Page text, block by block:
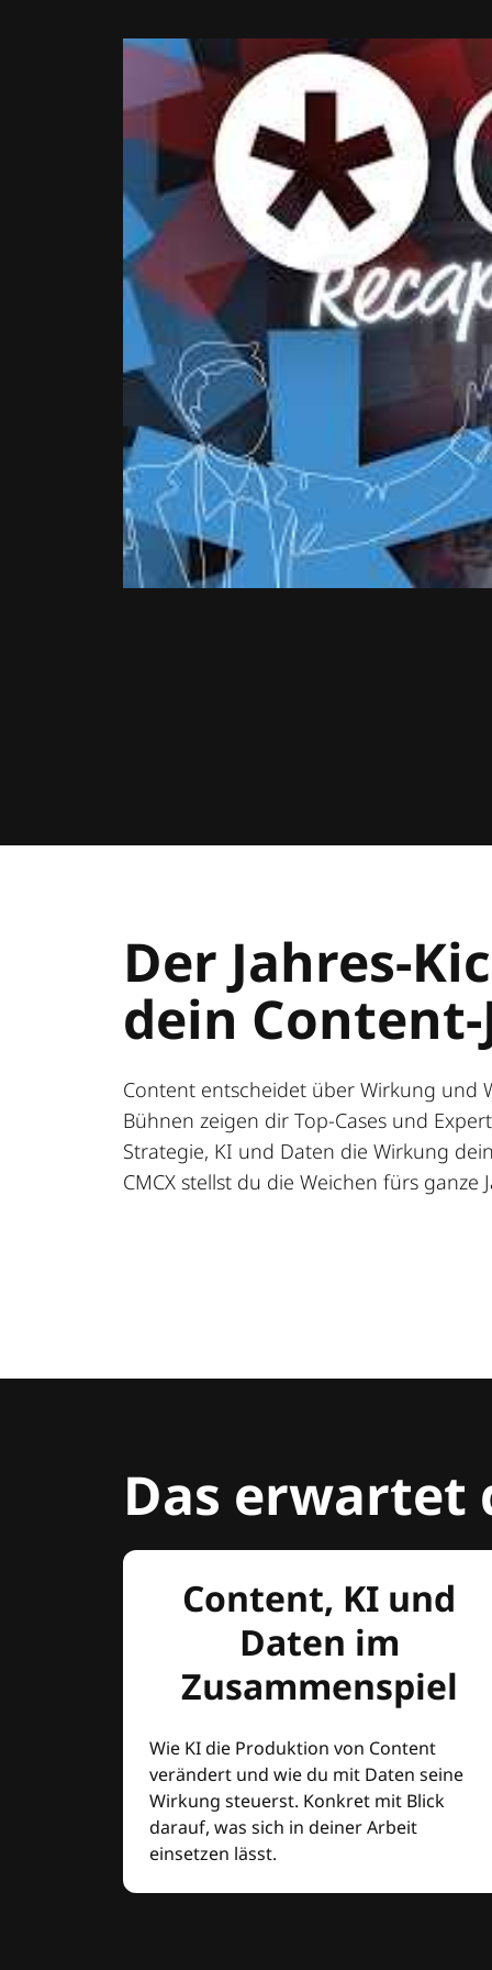
Der Jahres-
dein Content-
Content entscheidet über Wirkung und
Bühnen zeigen dir Top-Cases und
Strategie, KI und Daten die Wirkung
CMCX stellst du die Weichen fürs ganze
Das erwartet
Content, KI und
Daten im
Zusammenspiel
Wie KI die Produktion von Content
verändert und wie du mit Daten seine
Wirkung steuerst. Konkret mit Blick
darauf, was sich in deiner Arbeit
einsetzen lässt.